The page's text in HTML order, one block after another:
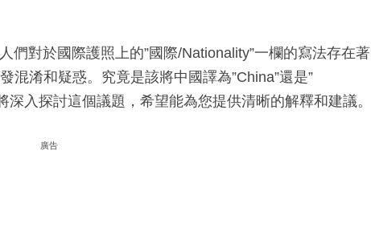
們對於國際護照上的”國際/Nationality”一欄的寫法存在著
混淆和疑惑。究竟是該將中國譯為”China”還是”
深入探討這個議題，希望能為您提供清晰的解釋和建議。
廣告